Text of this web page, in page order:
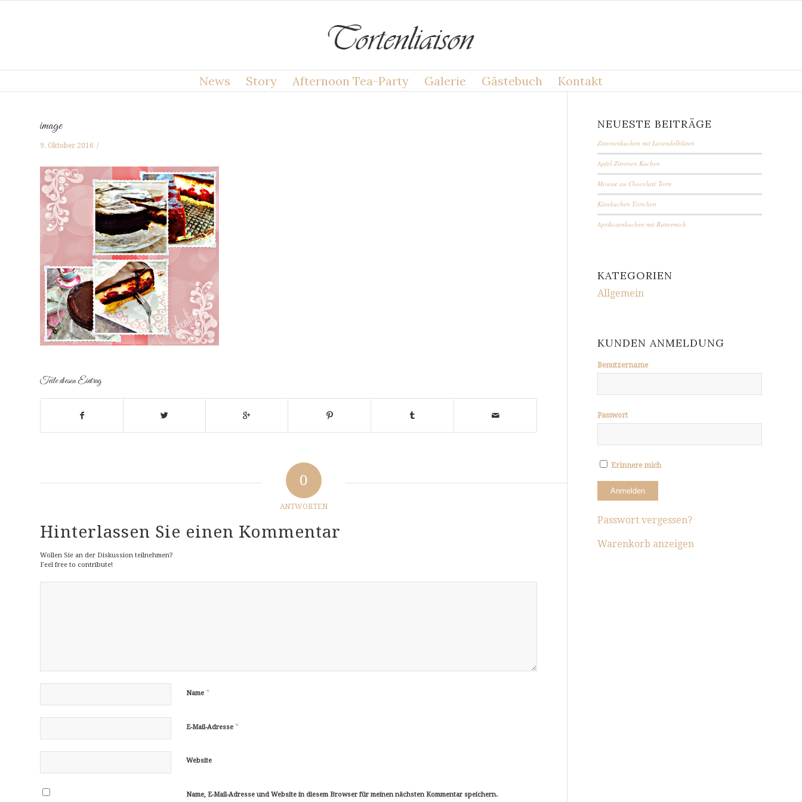
News Story Afternoon Tea-Party Galerie Gästebuch Kontakt
image
9. Oktober 2016 /
Teile diesen Eintrag
0
ANTWORTEN
Hinterlassen Sie einen Kommentar
Wollen Sie an der Diskussion teilnehmen?
Feel free to contribute!
Name *
E-Mail-Adresse *
Website
Name, E-Mail-Adresse und Website in diesem Browser für meinen nächsten Kommentar speichern.
NEUESTE BEITRÄGE
Zitronenkuchen mit Lavendelblüten
Apfel-Zitronen Kuchen
Mousse au Chocolaté Torte
Käsekuchen Törtchen
Aprikosenkuchen mit Buttermich
KATEGORIEN
Allgemein
KUNDEN ANMELDUNG
Benutzername
Passwort
Erinnere mich
Passwort vergessen?
Warenkorb anzeigen